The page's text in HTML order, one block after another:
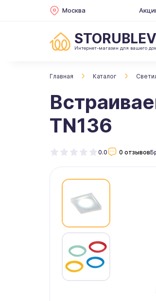
Москва
STORUBLEV
Интернет-магазин для вашего
Главная Каталог
TN136
0.0 0 отзывов